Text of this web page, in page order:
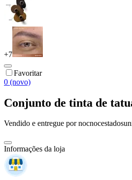
+7
Favoritar
0 (novo)
Conjunto de tinta de
Vendido e entregue por
Informações da loja